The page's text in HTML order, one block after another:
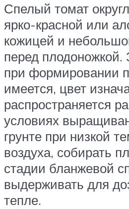
Спелый томат
ярко-красной или
кожицей и
перед плодоножкой.
при формировании
имеется, цвет
распространяется
условиях
грунте при низкой
воздуха, собирать
стадии бланжевой
выдерживать для
тепле.